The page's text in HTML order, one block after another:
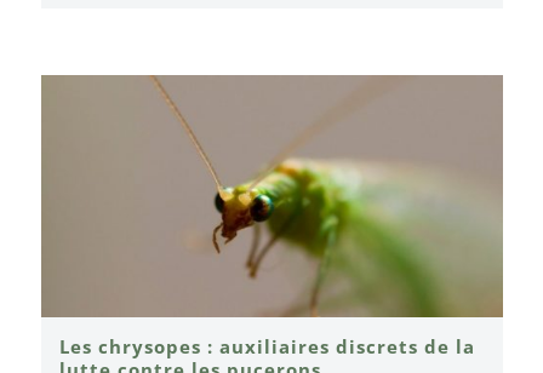
Les chrysopes : auxiliaires discrets de la